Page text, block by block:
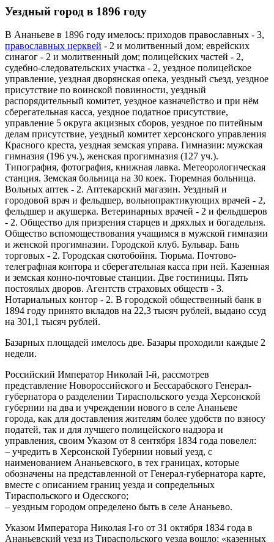
Уездный город в 1896 году
В Ананьеве в 1896 году имелось: приходов православных - 3,
православных церквей - 2 и молитвенный дом; еврейских
синагог - 2 и молитвенный дом; полицейских частей - 2,
судебно-следовательских участка - 2, уездное полицейское
управление, уездная дворянская опека, уездный съезд, уездное
присутствие по воинской повинности, уездный
распорядительный комитет, уездное казначейство и при нём
сберегательная касса, уездное податное присутствие,
управление 5 округа акцизных сборов, уездное по питейным
делам присутствие, уездный комитет херсонского управления
Красного креста, уездная земская управа. Гимназии: мужская
гимназия (196 уч.), женская прогимназия (127 уч.).
Типография, фотография, книжная лавка. Метеорологическая
станция. Земская больница на 30 коек. Тюремная больница.
Вольных аптек - 2. Аптекарский магазин. Уездный и
городовой врач и фельдшер, вольнопрактикующих врачей - 2,
фельдшер и акушерка. Ветеринарных врачей - 2 и фельдшеров
- 2. Общество для призрения старцев и дряхлых и богадельня.
Общество вспомоществования учащимся в мужской гимназии
и женской прогимназии. Городской клуб. Бульвар. Бань
торговых - 2. Городская скотобойня. Тюрьма. Почтово-
телеграфная контора и сберегательная касса при ней. Казенная
и земская конно-почтовые станции. Две гостиницы. Пять
постоялых дворов. Агентств страховых обществ - 3.
Нотариальных контор - 2. В городской общественный банк в
1894 году принято вкладов на 22,3 тысяч рублей, выдано ссуд
на 301,1 тысяч рублей.
Базарных площадей имелось две. Базары проходили каждые 2
недели.
Российский Император Николай I-й, рассмотрев
представление Новороссийского и Бессарабского Генерал-
губернатора о разделении Тираспольского уезда Херсонской
губернии на два и учреждении нового в селе Ананьеве
города, как для доставления жителям более удобств по взносу
податей, так и для лучшего полицейского надзора и
управления, своим Указом от 8 сентября 1834 года повелел:
– учредить в Херсонской Губернии новый уезд, с
наименованием Ананьевского, в тех границах, которые
обозначены на представленной от Генерал-губернатора карте,
вместе с описанием границ уезда и сопредельных
Тираспольского и Одесского;
– уездным городом определено быть в селе Ананьево.
Указом Императора Николая I-го от 31 октября 1834 года в
Ананьевский уезд из Тираспольского уезда вошло: «казенных